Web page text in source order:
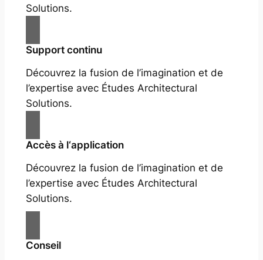
Solutions.
Support continu
Découvrez la fusion de l’imagination et de
l’expertise avec Études Architectural
Solutions.
Accès à l‘application
Découvrez la fusion de l’imagination et de
l’expertise avec Études Architectural
Solutions.
Conseil